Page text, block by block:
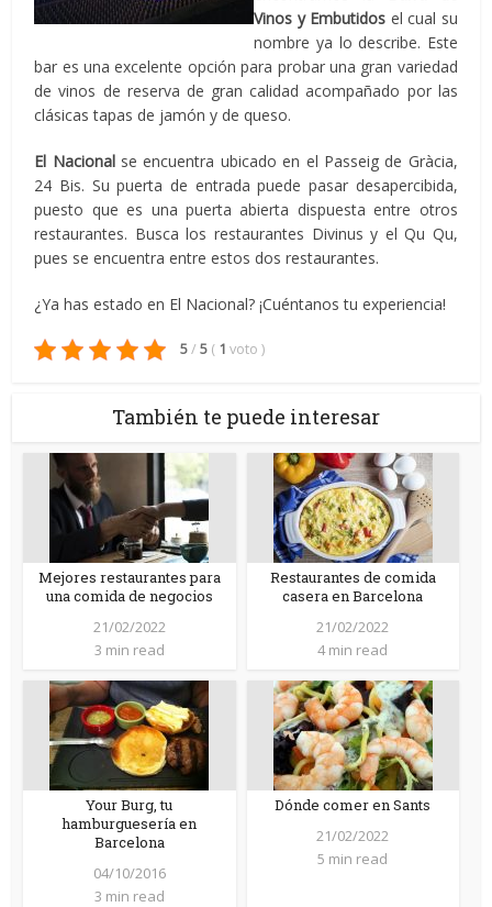
Vinos y Embutidos el cual su
nombre ya lo describe. Este
bar es una excelente opción para probar una gran variedad
de vinos de reserva de gran calidad acompañado por las
clásicas tapas de jamón y de queso.
El Nacionalse encuentra ubicado en el Passeig de Gràcia,
24 Bis. Su puerta de entrada puede pasar desapercibida,
puesto que es una puerta abierta dispuesta entre otros
restaurantes. Busca los restaurantes Divinus y el Qu Qu,
pues se encuentra entre estos dos restaurantes.
¿Ya has estado en El Nacional? ¡Cuéntanos tu experiencia!
5/ 5 ( 1 voto )
También te puede interesar
Mejores restaurantes para
una comida de negocios
21/02/2022
3 min read
Restaurantes de comida
casera en Barcelona
21/02/2022
4 min read
Your Burg, tu
hamburguesería en
Barcelona
04/10/2016
3 min read
Dónde comer en Sants
21/02/2022
5 min read